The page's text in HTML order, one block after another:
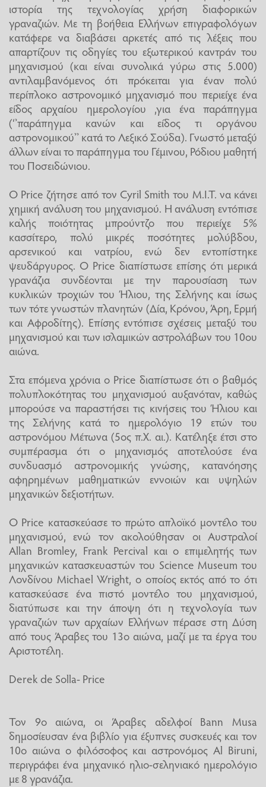
ιστορία της τεχνολογίας χρήση διαφορικών
γραναζιών. Με τη βοήθεια Ελλήνων επιγραφολόγων
κατάφερε να διαβάσει αρκετές από τις λέξεις που
απαρτίζουν τις οδηγίες του εξωτερικού καντράν του
μηχανισμού (και είναι συνολικά γύρω στις 5.000)
αντιλαμβανόμενος ότι πρόκειται για έναν πολύ
περίπλοκο αστρονομικό μηχανισμό που περιείχε ένα
είδος αρχαίου ημερολογίου ,για ένα παράπηγμα
(‘’παράπηγμα κανών και είδος τι οργάνου
αστρονομικού’’ κατά το Λεξικό Σούδα). Γνωστό μεταξύ
άλλων είναι το παράπηγμα του Γέμινου, Ρόδιου μαθητή
του Ποσειδώνιου.
Ο Price ζήτησε από τον Cyril Smith του M.I.T. να κάνει
χημική ανάλυση του μηχανισμού. Η ανάλυση εντόπισε
καλής ποιότητας μπρούντζο που περιείχε 5%
κασσίτερο, πολύ μικρές ποσότητες μολύβδου,
αρσενικού και νατρίου, ενώ δεν εντοπίστηκε
ψευδάργυρος. Ο Price διαπίστωσε επίσης ότι μερικά
γρανάζια συνδέονται με την παρουσίαση των
κυκλικών τροχιών του Ήλιου, της Σελήνης και ίσως
των τότε γνωστών πλανητών (Δία, Κρόνου, Άρη, Ερμή
και Αφροδίτης). Επίσης εντόπισε σχέσεις μεταξύ του
μηχανισμού και των ισλαμικών αστρολάβων του 10ου
αιώνα.
Στα επόμενα χρόνια ο Price διαπίστωσε ότι ο βαθμός
πολυπλοκότητας του μηχανισμού αυξανόταν, καθώς
μπορούσε να παραστήσει τις κινήσεις του Ήλιου και
της Σελήνης κατά το ημερολόγιο 19 ετών του
αστρονόμου Μέτωνα (5ος π.Χ. αι.). Κατέληξε έτσι στο
συμπέρασμα ότι ο μηχανισμός αποτελούσε ένα
συνδυασμό αστρονομικής γνώσης, κατανόησης
αφηρημένων μαθηματικών εννοιών και υψηλών
μηχανικών δεξιοτήτων.
Ο Price κατασκεύασε το πρώτο απλοϊκό μοντέλο του
μηχανισμού, ενώ τον ακολούθησαν οι Αυστραλοί
Allan Bromley, Frank Percival και ο επιμελητής των
μηχανικών κατασκευαστών του Science Museum του
Λονδίνου Michael Wright, ο οποίος εκτός από το ότι
κατασκεύασε ένα πιστό μοντέλο του μηχανισμού,
διατύπωσε και την άποψη ότι η τεχνολογία των
γραναζιών των αρχαίων Ελλήνων πέρασε στη Δύση
από τους Άραβες του 13ο αιώνα, μαζί με τα έργα του
Αριστοτέλη.
Derek de Solla- Price
Τον 9ο αιώνα, οι Άραβες αδελφοί Bann Musa
δημοσίευσαν ένα βιβλίο για έξυπνες συσκευές και τον
10ο αιώνα ο φιλόσοφος και αστρονόμος Al Biruni,
περιγράφει ένα μηχανικό ηλιο-σεληνιακό ημερολόγιο
με 8 γρανάζια.